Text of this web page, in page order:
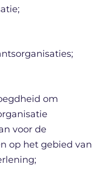
om
voor de
op het gebied van